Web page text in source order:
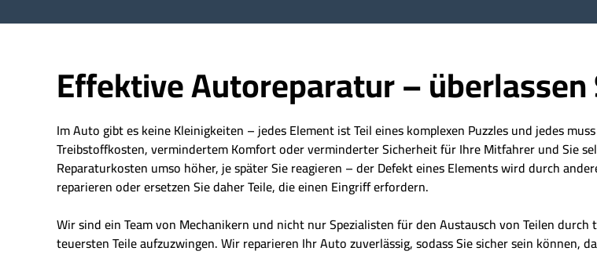
Effektive Autoreparatur – überlassen
Im Auto gibt es keine Kleinigkeiten – jedes Element ist Teil eines komplexen Puzzles und jedes
Treibstoffkosten, vermindertem Komfort oder verminderter Sicherheit für Ihre Mitfahrer und Sie
Reparaturkosten umso höher, je später Sie reagieren – der Defekt eines Elements wird durch
reparieren oder ersetzen Sie daher Teile, die einen Eingriff erfordern.
Wir sind ein Team von Mechanikern und nicht nur Spezialisten für den Austausch von Teilen
teuersten Teile aufzuzwingen. Wir reparieren Ihr Auto zuverlässig, sodass Sie sicher sein können,